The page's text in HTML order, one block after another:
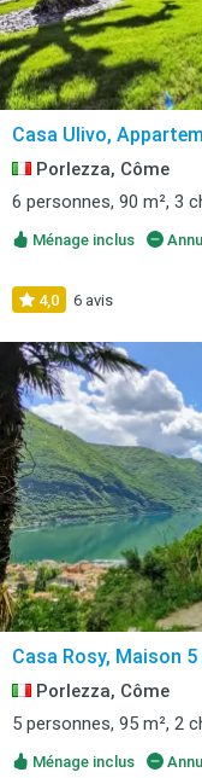
Casa Ulivo,
Porlezza, Côme
6 personnes, 90 m², 3
Ménage inclus
4,0 6 avis
Casa Rosy, Maison
Porlezza, Côme
5 personnes, 95 m², 2
Ménage inclus